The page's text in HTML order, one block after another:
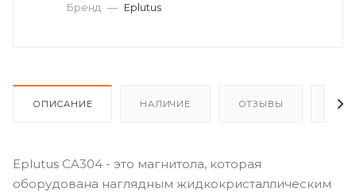
Бренд — Eplutus
ОПИСАНИЕ НАЛИЧИЕ ОТЗЫВЫ
Eplutus CA304 - это магнитола, которая
оборудована наглядным жидкокристаллическим